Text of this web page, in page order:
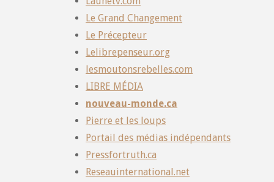
Le Grand Changement
Le Précepteur
Lelibrepenseur.org
lesmoutonsrebelles.com
LIBRE MÉDIA
nouveau-monde.ca
Pierre et les loups
Portail des médias indépendants
Pressfortruth.ca
Reseauinternational.net